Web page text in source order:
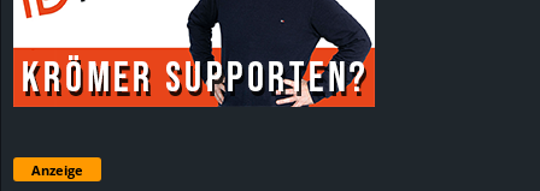
Anzeige